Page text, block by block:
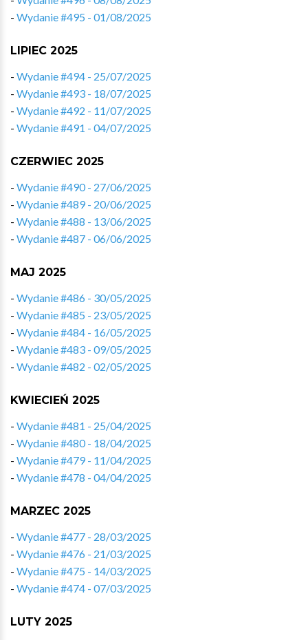
- Wydanie #495 - 01/08/2025
LIPIEC 2025
- Wydanie #494 - 25/07/2025
- Wydanie #493 - 18/07/2025
- Wydanie #492 - 11/07/2025
- Wydanie #491 - 04/07/2025
CZERWIEC 2025
- Wydanie #490 - 27/06/2025
- Wydanie #489 - 20/06/2025
- Wydanie #488 - 13/06/2025
- Wydanie #487 - 06/06/2025
MAJ 2025
- Wydanie #486 - 30/05/2025
- Wydanie #485 - 23/05/2025
- Wydanie #484 - 16/05/2025
- Wydanie #483 - 09/05/2025
- Wydanie #482 - 02/05/2025
KWIECIEŃ 2025
- Wydanie #481 - 25/04/2025
- Wydanie #480 - 18/04/2025
- Wydanie #479 - 11/04/2025
- Wydanie #478 - 04/04/2025
MARZEC 2025
- Wydanie #477 - 28/03/2025
- Wydanie #476 - 21/03/2025
- Wydanie #475 - 14/03/2025
- Wydanie #474 - 07/03/2025
LUTY 2025